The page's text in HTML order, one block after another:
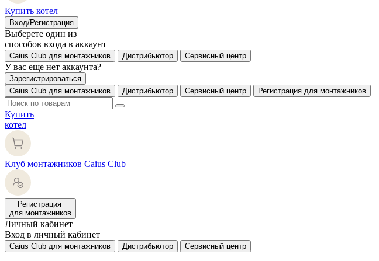
Купить котел
Вход/Регистрация
Выберете один из
способов входа в аккаунт
Caius Club для монтажников Дистрибьютор Сервисный центр
У вас еще нет аккаунта?
Зарегистрироваться
Caius Club для монтажников
Дистрибьютор Сервисный центр Регистрация для монтажников
Купить
котел
Клуб монтажников Caius Club
Регистрация
для монтажников
Личный кабинет
Вход в личный кабинет
Caius Club для монтажников Дистрибьютор Сервисный центр